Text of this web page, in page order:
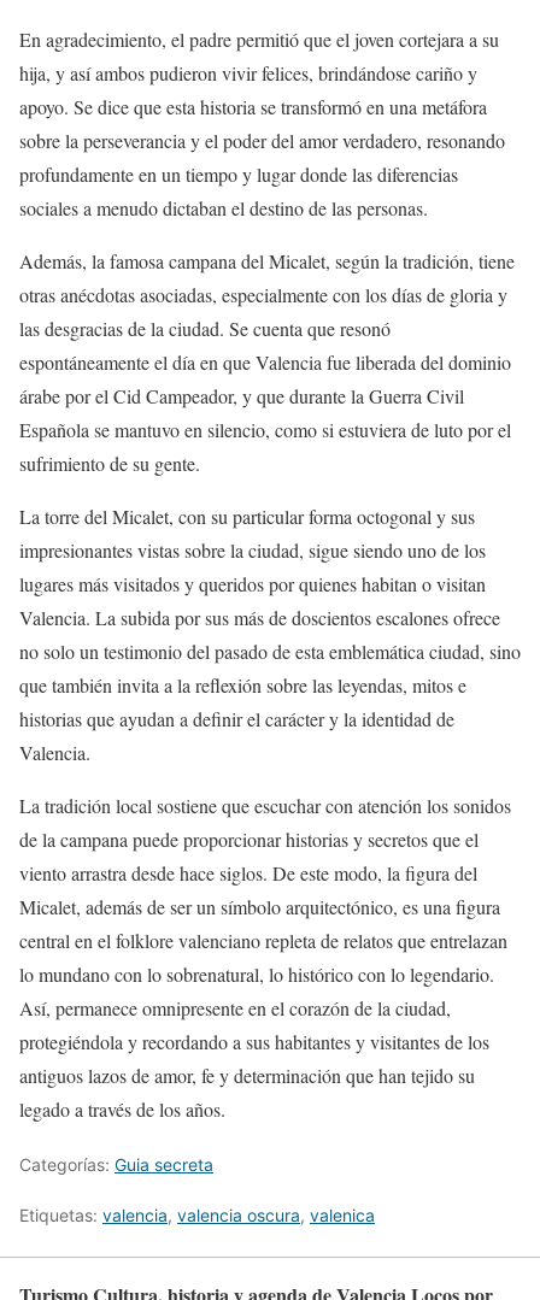
En agradecimiento, el padre permitió que el joven cortejara a su
hija, y así ambos pudieron vivir felices, brindándose cariño y
apoyo. Se dice que esta historia se transformó en una metáfora
sobre la perseverancia y el poder del amor verdadero, resonando
profundamente en un tiempo y lugar donde las diferencias
sociales a menudo dictaban el destino de las personas.
Además, la famosa campana del Micalet, según la tradición, tiene
otras anécdotas asociadas, especialmente con los días de gloria y
las desgracias de la ciudad. Se cuenta que resonó
espontáneamente el día en que Valencia fue liberada del dominio
árabe por el Cid Campeador, y que durante la Guerra Civil
Española se mantuvo en silencio, como si estuviera de luto por el
sufrimiento de su gente.
La torre del Micalet, con su particular forma octogonal y sus
impresionantes vistas sobre la ciudad, sigue siendo uno de los
lugares más visitados y queridos por quienes habitan o visitan
Valencia. La subida por sus más de doscientos escalones ofrece
no solo un testimonio del pasado de esta emblemática ciudad, sino
que también invita a la reflexión sobre las leyendas, mitos e
historias que ayudan a definir el carácter y la identidad de
Valencia.
La tradición local sostiene que escuchar con atención los sonidos
de la campana puede proporcionar historias y secretos que el
viento arrastra desde hace siglos. De este modo, la figura del
Micalet, además de ser un símbolo arquitectónico, es una figura
central en el folklore valenciano repleta de relatos que entrelazan
lo mundano con lo sobrenatural, lo histórico con lo legendario.
Así, permanece omnipresente en el corazón de la ciudad,
protegiéndola y recordando a sus habitantes y visitantes de los
antiguos lazos de amor, fe y determinación que han tejido su
legado a través de los años.
Categorías: Guia secreta
Etiquetas: valencia, valencia oscura, valenica
Turismo Cultura, historia y agenda de Valencia Locos por